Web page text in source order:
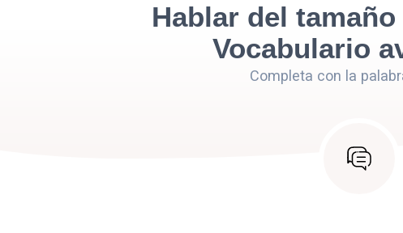
Hablar del
Vocabulario
Completa con la